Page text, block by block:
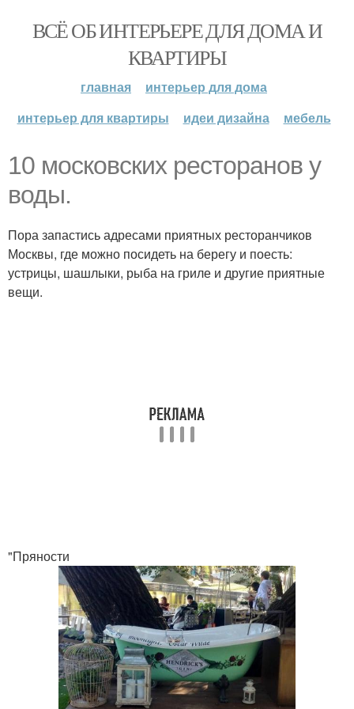
ВСЁ ОБ ИНТЕРЬЕРЕ ДЛЯ ДОМА И
КВАРТИРЫ
главная
интерьер для дома
интерьер для квартиры
идеи дизайна мебель
10 московских ресторанов у
воды.
Пора запастись адресами приятных ресторанчиков
Москвы, где можно посидеть на берегу и поесть:
устрицы, шашлыки, рыба на гриле и другие приятные
вещи.
"Пряности